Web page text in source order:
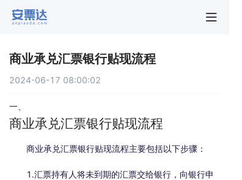
商业承兑汇票银行贴现流程
2024-06-17 08:00:02
一、
商业承兑汇票银行贴现流程
商业承兑汇票银行贴现流程主要包括以下步骤：
1.汇票持有人将未到期的汇票交给银行，向银行申